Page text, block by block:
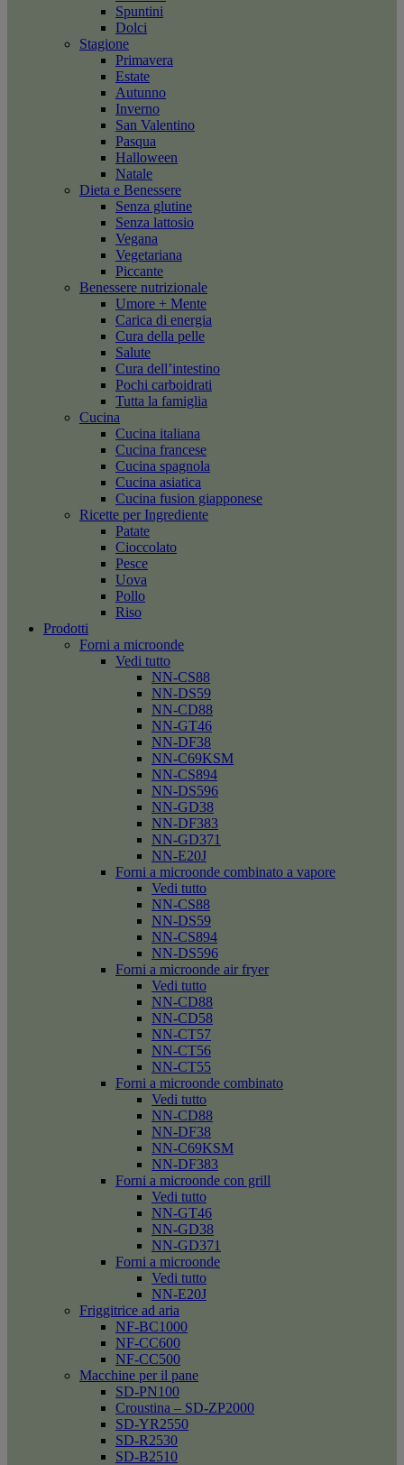
Spuntini
Dolci
Stagione
Primavera
Estate
Autunno
Inverno
San Valentino
Pasqua
Halloween
Natale
Dieta e Benessere
Senza glutine
Senza lattosio
Vegana
Vegetariana
Piccante
Benessere nutrizionale
Umore + Mente
Carica di energia
Cura della pelle
Salute
Cura dell’intestino
Pochi carboidrati
Tutta la famiglia
Cucina
Cucina italiana
Cucina francese
Cucina spagnola
Cucina asiatica
Cucina fusion giapponese
Ricette per Ingrediente
Patate
Cioccolato
Pesce
Uova
Pollo
Riso
Prodotti
Forni a microonde
Vedi tutto
NN-CS88
NN-DS59
NN-CD88
NN-GT46
NN-DF38
NN-C69KSM
NN-CS894
NN-DS596
NN-GD38
NN-DF383
NN-GD371
NN-E20J
Forni a microonde combinato a vapore
Vedi tutto
NN-CS88
NN-DS59
NN-CS894
NN-DS596
Forni a microonde air fryer
Vedi tutto
NN-CD88
NN-CD58
NN-CT57
NN-CT56
NN-CT55
Forni a microonde combinato
Vedi tutto
NN-CD88
NN-DF38
NN-C69KSM
NN-DF383
Forni a microonde con grill
Vedi tutto
NN-GT46
NN-GD38
NN-GD371
Forni a microonde
Vedi tutto
NN-E20J
Friggitrice ad aria
NF-BC1000
NF-CC600
NF-CC500
Macchine per il pane
SD-PN100
Croustina – SD-ZP2000
SD-YR2550
SD-R2530
SD-B2510